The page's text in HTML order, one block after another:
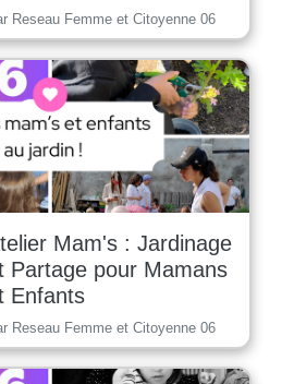
Reseau Femme et Citoyenne 06
Mam's : Jardinage
Partage pour Mamans
Enfants
Reseau Femme et Citoyenne 06